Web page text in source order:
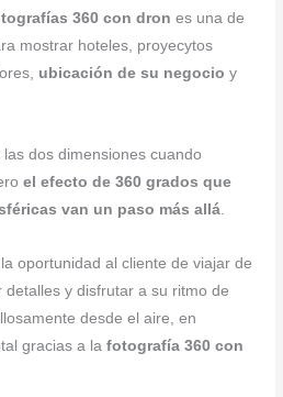
360 con dron es una de
mostrar hoteles, proyecytos
ubicación de su negocio y
dos dimensiones cuando
el efecto de 360 grados que
van un paso más allá
oportunidad al cliente de viajar de
y disfrutar a su ritmo de
desde el aire, en
gracias a lafotografía 360 con